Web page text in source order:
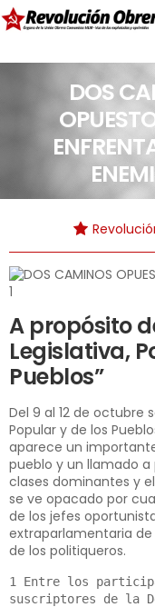
DOS
A propósito
Legislativa,
Pueblos”
Del 9 al 12 de octubre
Popular y de los
aparece un
pueblo y un llamado
clases dominantes y
se ve opacado por
de los jefes
extraparlamentaria
de los politiqueros.
1 Entre los
suscriptores de la